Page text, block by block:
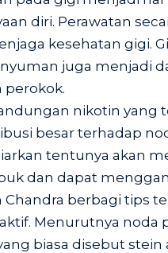
diri. Perawatan
kesehatan gigi.
juga menjadi
perokok.
nikotin yang
besar terhadap
tentunya akan
dan dapat
Chandra berbagi tips
Menurutnya noda
biasa disebut